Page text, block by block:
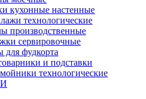
кухонные настенные
технологические
производственные
сервировочные
для фудкорта
и подставки
технологические